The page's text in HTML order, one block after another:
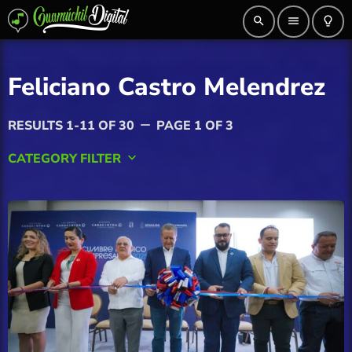
search menu lightbulb_outline
Feliciano Castro Melendrez
RESULTS 1-11 OF 30 remove PAGE 1 OF 3
CATEGORY FILTER keyboard_arrow_down
Ahome
Angostura
Badiraguato